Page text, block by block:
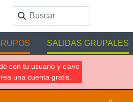
SALIDAS GRUPALES
con tu usuario y clave
una cuenta gratis.